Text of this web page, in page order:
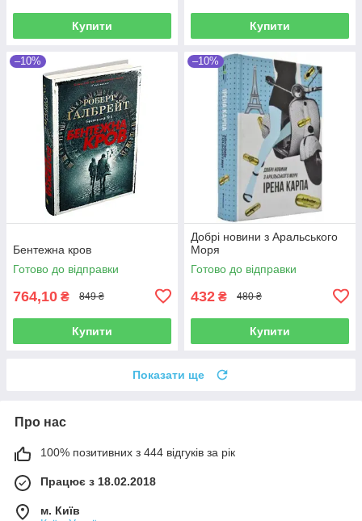
Купити Купити
–10%
Бентежна кров
Готово до відправки
764,10 ₴ 849 ₴
Купити
–10%
Добрі новини з Аральського
Моря
Готово до відправки
432 ₴ 480 ₴
Купити
Показати ще
Про нас
100% позитивних з 444 відгуків за рік
Працює з 18.02.2018
м. Київ